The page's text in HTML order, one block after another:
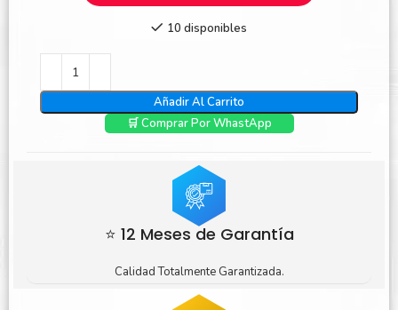
10 disponibles
Añadir Al Carrito
🛒 Comprar Por WhastApp
⭐ 12 Meses de Garantía
Calidad Totalmente Garantizada.